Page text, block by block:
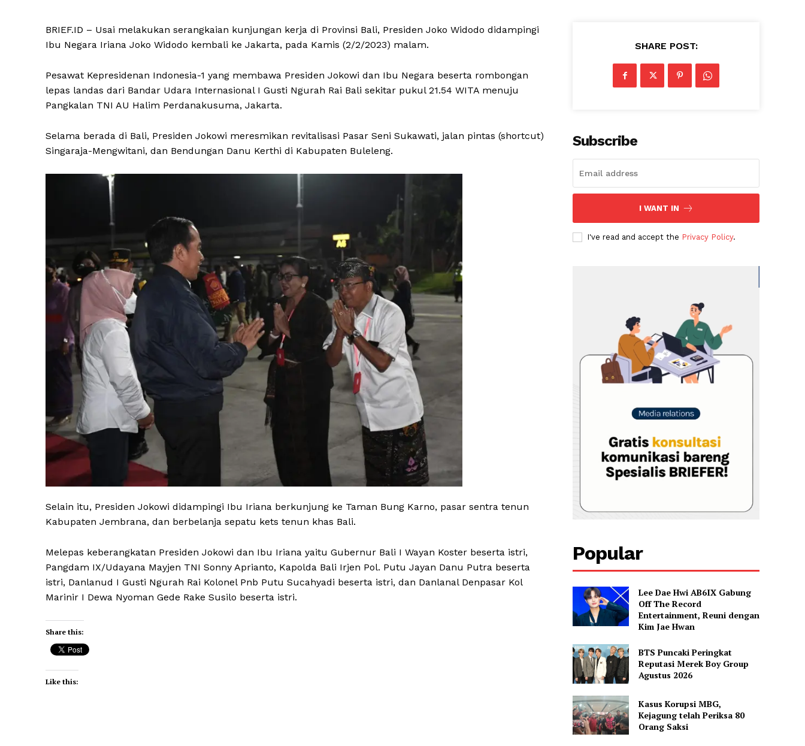
BRIEF.ID – Usai melakukan serangkaian kunjungan kerja di Provinsi Bali, Presiden Joko Widodo didampingi
Ibu Negara Iriana Joko Widodo kembali ke Jakarta, pada Kamis (2/2/2023) malam.
Pesawat Kepresidenan Indonesia-1 yang membawa Presiden Jokowi dan Ibu Negara beserta rombongan
lepas landas dari Bandar Udara Internasional I Gusti Ngurah Rai Bali sekitar pukul 21.54 WITA menuju
Pangkalan TNI AU Halim Perdanakusuma, Jakarta.
Selama berada di Bali, Presiden Jokowi meresmikan revitalisasi Pasar Seni Sukawati, jalan pintas (shortcut)
Singaraja-Mengwitani, dan Bendungan Danu Kerthi di Kabupaten Buleleng.
Selain itu, Presiden Jokowi didampingi Ibu Iriana berkunjung ke Taman Bung Karno, pasar sentra tenun
Kabupaten Jembrana, dan berbelanja sepatu kets tenun khas Bali.
Melepas keberangkatan Presiden Jokowi dan Ibu Iriana yaitu Gubernur Bali I Wayan Koster beserta istri,
Pangdam IX/Udayana Mayjen TNI Sonny Aprianto, Kapolda Bali Irjen Pol. Putu Jayan Danu Putra beserta
istri, Danlanud I Gusti Ngurah Rai Kolonel Pnb Putu Sucahyadi beserta istri, dan Danlanal Denpasar Kol
Marinir I Dewa Nyoman Gede Rake Susilo beserta istri.
Share this:
Like this:
SHARE POST:
Subscribe
I WANT IN
I've read and accept the Privacy Policy.
Popular
Lee Dae Hwi AB6IX Gabung
Off The Record
Entertainment, Reuni dengan
Kim Jae Hwan
BTS Puncaki Peringkat
Reputasi Merek Boy Group
Agustus 2026
Kasus Korupsi MBG,
Kejagung telah Periksa 80
Orang Saksi